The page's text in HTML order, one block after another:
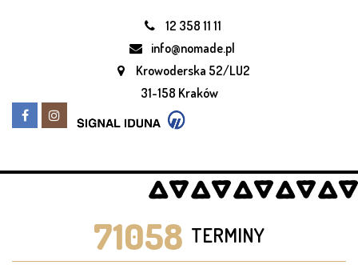
12 358 11 11
info@nomade.pl
Krowoderska 52/LU2
31-158 Kraków
71058 TERMINY